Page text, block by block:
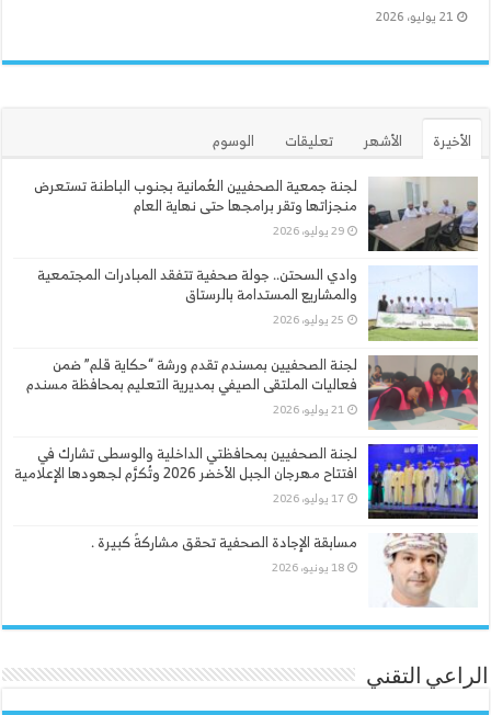
21 يوليو، 2026
الأخيرة الأشهر تعليقات
الوسوم
لجنة جمعية الصحفيين العُمانية بجنوب الباطنة تستعرض
منجزاتها وتقر برامجها حتى نهاية العام
29 يوليو، 2026
وادي السحتن.. جولة صحفية تتفقد المبادرات المجتمعية
والمشاريع المستدامة بالرستاق
25 يوليو، 2026
لجنة الصحفيين بمسندم تقدم ورشة “حكاية قلم” ضمن
فعاليات الملتقى الصيفي بمديرية التعليم بمحافظة مسندم
21 يوليو، 2026
لجنة الصحفيين بمحافظتي الداخلية والوسطى تشارك في
افتتاح مهرجان الجبل الأخضر 2026 وتُكرَّم لجهودها الإعلامية
17 يوليو، 2026
مسابقة الإجادة الصحفية تحقق مشاركةً كبيرة .
18 يونيو، 2026
الراعي التقني